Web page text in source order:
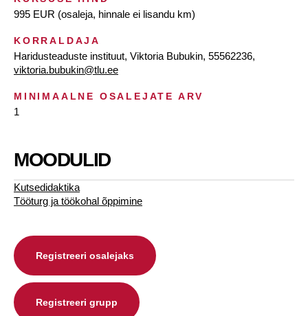
995 EUR (osaleja, hinnale ei lisandu km)
KORRALDAJA
Haridusteaduste instituut, Viktoria Bubukin, 55562236,
viktoria.bubukin@tlu.ee
MINIMAALNE OSALEJATE ARV
1
MOODULID
Kutsedidaktika
Tööturg ja töökohal õppimine
Registreeri osalejaks
Registreeri grupp